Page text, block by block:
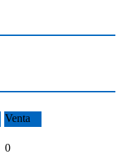
Venta
0